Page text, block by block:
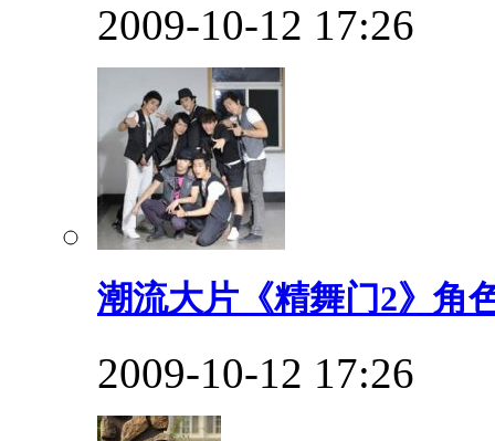
2009-10-12 17:26
潮流大片《精舞门2》角
2009-10-12 17:26